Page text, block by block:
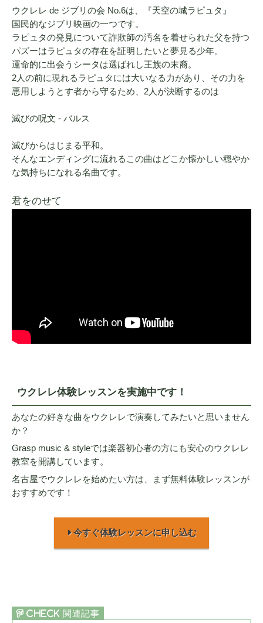
ウクレレ de ジブリの会 No.6は、『天空の城ラピュタ』
国民的なジブリ映画の一つです。
ラピュタの発見について詐欺師の汚名を着せられた父を持つ
パズーはラピュタの存在を証明したいと夢見る少年。
運命的に出会うシータは選ばれし王族の末裔。
2人の前に現れるラピュタには大いなる力があり、その力を
悪用しようとす者から守るため、2人が決断するのは
滅びの呪文 - バルス
滅びからはじまる平和。
そんなエンディングに流れるこの曲はどこか懐かしい穏やか
な気持ちになれる名曲です。
君をのせて
ウクレレ体験レッスンを実施中です！
あなたの好きな曲をウクレレで演奏してみたいと思いません
か？
Grasp music & styleでは楽器初心者の方にも安心のウクレレ
教室を開講しています。
名古屋でウクレレを始めたい方は、まず無料体験レッスンが
おすすめです！
今すぐ体験レッスンに申し込む